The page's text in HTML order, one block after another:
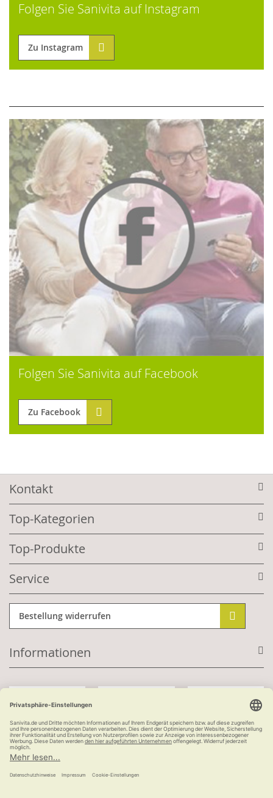
Folgen Sie Sanivita auf Instagram
Zu Instagram
Folgen Sie Sanivita auf Facebook
Zu Facebook
Kontakt
Top-Kategorien
Top-Produkte
Service
Bestellung widerrufen
Informationen
Kauf auf Rechnung